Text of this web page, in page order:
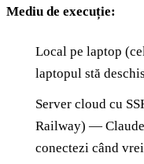
Mediu de execuție:
Local pe laptop
laptopul stă
Server cloud cu
Railway) — Claude
conectezi când vrei